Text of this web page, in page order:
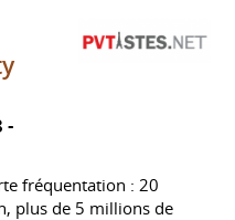
fréquentation : 20
plus de 5 millions de